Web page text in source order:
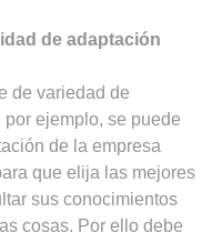
de adaptación
de variedad de
ejemplo, se puede
de la empresa
que elija las mejores
sus conocimientos
cosas. Por ello debe